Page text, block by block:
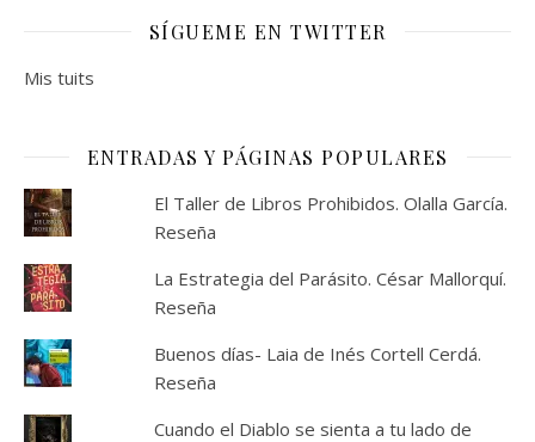
SÍGUEME EN TWITTER
Mis tuits
ENTRADAS Y PÁGINAS POPULARES
El Taller de Libros Prohibidos. Olalla García.
Reseña
La Estrategia del Parásito. César Mallorquí.
Reseña
Buenos días- Laia de Inés Cortell Cerdá.
Reseña
Cuando el Diablo se sienta a tu lado de